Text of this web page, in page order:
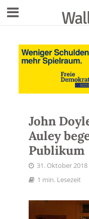
John
Auley
Publikum
31. Oktober 2018
1 min. Lesezeit